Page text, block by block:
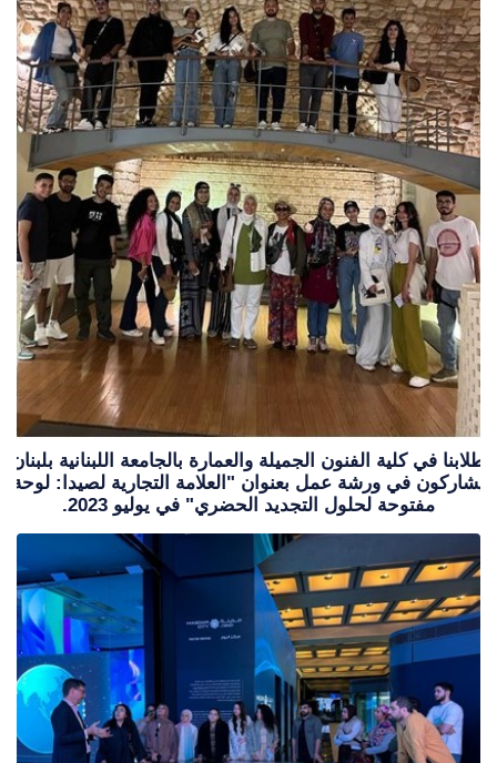
طلابنا في كلية الفنون الجميلة والعمارة بالجامعة اللبنانية بلبنان
يشاركون في ورشة عمل بعنوان "العلامة التجارية لصيدا: لوحة
مفتوحة لحلول التجديد الحضري" في يوليو 2023.